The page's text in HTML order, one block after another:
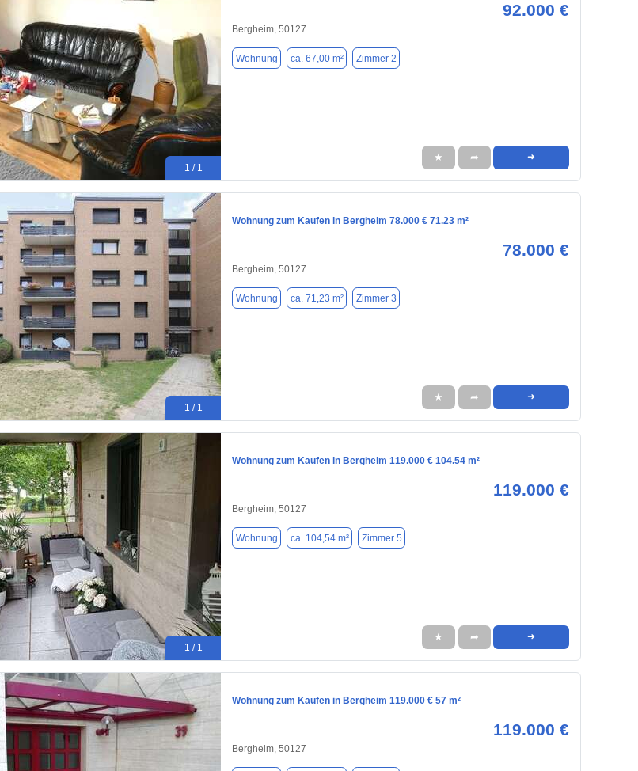
1 / 1
92.000 €
Bergheim, 50127
Wohnung ca. 67,00 m² Zimmer 2
★ ➦ ➜
1 / 1
Wohnung zum Kaufen in Bergheim 78.000 € 71.23 m²
78.000 €
Bergheim, 50127
Wohnung ca. 71,23 m² Zimmer 3
★ ➦ ➜
1 / 1
Wohnung zum Kaufen in Bergheim 119.000 € 104.54 m²
119.000 €
Bergheim, 50127
Wohnung ca. 104,54 m² Zimmer 5
★ ➦ ➜
Wohnung zum Kaufen in Bergheim 119.000 € 57 m²
119.000 €
Bergheim, 50127